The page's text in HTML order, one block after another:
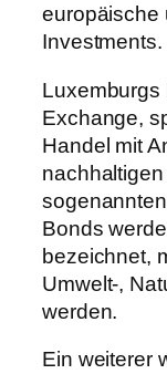
europäische
Investments.
Luxemburgs
Exchange,
Handel mit
Bonds
bezeichnet,
Umwelt-,
werden.
Ein weiterer